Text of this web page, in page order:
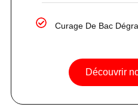
Curage De Bac
Découvrir